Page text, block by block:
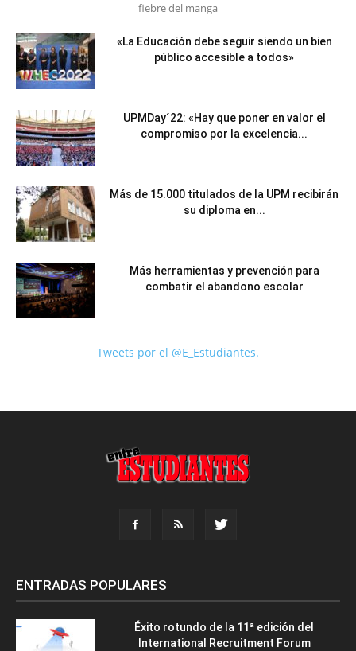
fiebre del manga
«La Educación debe seguir siendo un bien
público accesible a todos»
UPMDay´22: «Hay que poner en valor el
compromiso por la excelencia...
Más de 15.000 titulados de la UPM recibirán
su diploma en...
Más herramientas y prevención para
combatir el abandono escolar
Tweets por el @E_Estudiantes.
ENTRADAS POPULARES
Éxito rotundo de la 11ª edición del
International Recruitment Forum